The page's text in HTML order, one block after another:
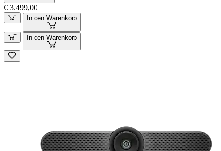
€ 3.499,00
In den Warenkorb
In den Warenkorb